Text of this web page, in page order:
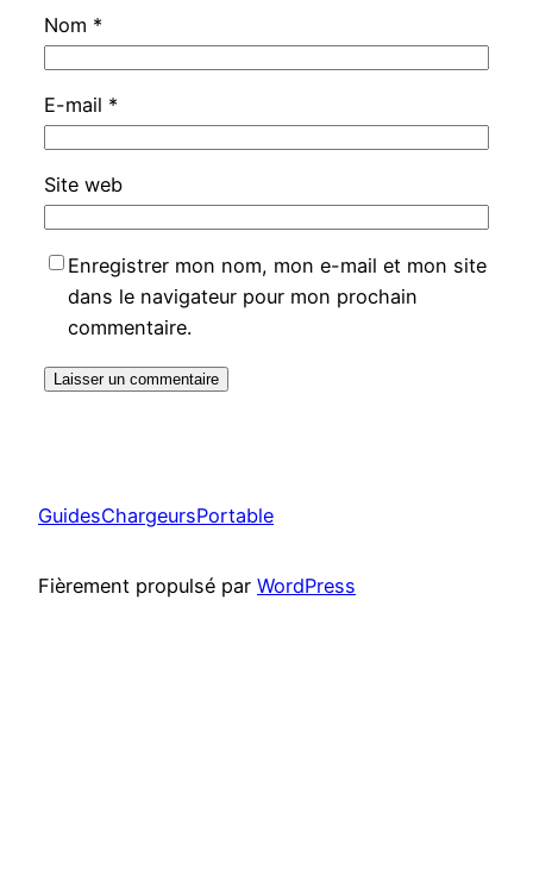
Nom *
E-mail *
Site web
Enregistrer mon nom, mon e-mail et mon site
dans le navigateur pour mon prochain
commentaire.
GuidesChargeursPortable
Fièrement propulsé par WordPress